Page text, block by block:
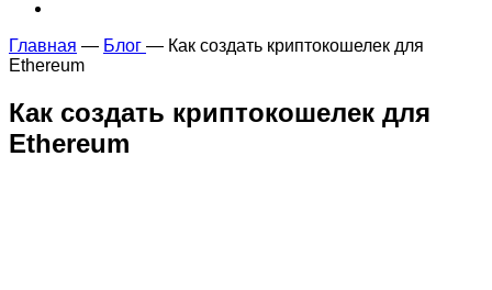
Главная — Блог — Как создать криптокошелек для
Ethereum
Как создать криптокошелек для
Ethereum